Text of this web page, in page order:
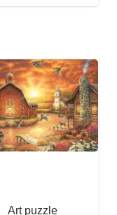
Art puzzle